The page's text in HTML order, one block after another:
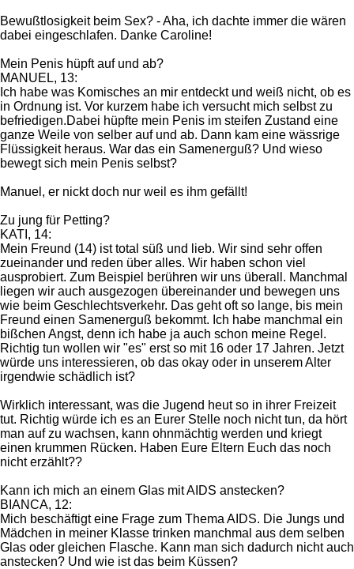
Bewußtlosigkeit beim Sex? - Aha, ich dachte immer die wären
dabei eingeschlafen. Danke Caroline!
Mein Penis hüpft auf und ab?
MANUEL, 13:
Ich habe was Komisches an mir entdeckt und weiß nicht, ob es
in Ordnung ist. Vor kurzem habe ich versucht mich selbst zu
befriedigen.Dabei hüpfte mein Penis im steifen Zustand eine
ganze Weile von selber auf und ab. Dann kam eine wässrige
Flüssigkeit heraus. War das ein Samenerguß? Und wieso
bewegt sich mein Penis selbst?
Manuel, er nickt doch nur weil es ihm gefällt!
Zu jung für Petting?
KATI, 14:
Mein Freund (14) ist total süß und lieb. Wir sind sehr offen
zueinander und reden über alles. Wir haben schon viel
ausprobiert. Zum Beispiel berühren wir uns überall. Manchmal
liegen wir auch ausgezogen übereinander und bewegen uns
wie beim Geschlechtsverkehr. Das geht oft so lange, bis mein
Freund einen Samenerguß bekommt. Ich habe manchmal ein
bißchen Angst, denn ich habe ja auch schon meine Regel.
Richtig tun wollen wir "es" erst so mit 16 oder 17 Jahren. Jetzt
würde uns interessieren, ob das okay oder in unserem Alter
irgendwie schädlich ist?
Wirklich interessant, was die Jugend heut so in ihrer Freizeit
tut. Richtig würde ich es an Eurer Stelle noch nicht tun, da hört
man auf zu wachsen, kann ohnmächtig werden und kriegt
einen krummen Rücken. Haben Eure Eltern Euch das noch
nicht erzählt??
Kann ich mich an einem Glas mit AIDS anstecken?
BIANCA, 12:
Mich beschäftigt eine Frage zum Thema AIDS. Die Jungs und
Mädchen in meiner Klasse trinken manchmal aus dem selben
Glas oder gleichen Flasche. Kann man sich dadurch nicht auch
anstecken? Und wie ist das beim Küssen?